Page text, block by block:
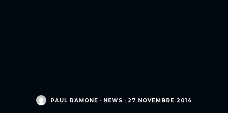
PAUL RAMONE · NEWS · 27 NOVEMBRE 2014